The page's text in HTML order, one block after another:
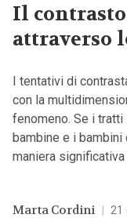
Il
attraverso
I tentativi di
con la
fenomeno. Se i
bambine e i
maniera
Marta Cordini | 21